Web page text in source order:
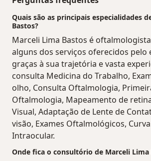
Quais são as principais especialidades
Bastos?
Marceli Lima Bastos é
alguns dos serviços oferecidos pelo
graças à sua trajetória e vasta
consulta Medicina do Trabalho,
olho, Consulta Oftalmologia,
Oftalmologia, Mapeamento de
Visual, Adaptação de Lente de
visão, Exames Oftalmológicos,
Intraocular.
Onde fica o consultório de Marceli Lima